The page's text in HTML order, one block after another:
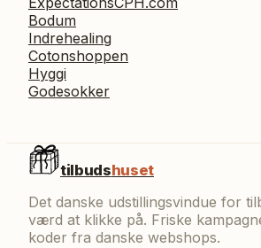
Bodum
Indrehealing
Cotonshoppen
Hyggi
Godesokker
tilbudshuset
Det danske udstillingsvindue for
værd at klikke på. Friske
koder fra danske webshops.